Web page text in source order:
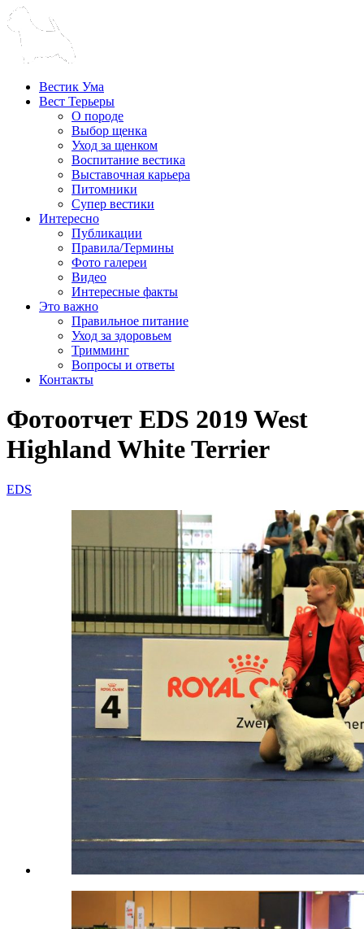
Вестик Ума
Вест Терьеры
О породе
Выбор щенка
Уход за щенком
Воспитание вестика
Выставочная карьера
Питомники
Супер вестики
Интересно
Публикации
Правила/Термины
Фото галереи
Видео
Интересные факты
Это важно
Правильное питание
Уход за здоровьем
Тримминг
Вопросы и ответы
Контакты
Фотоотчет EDS 2019 West
Highland White Terrier
EDS